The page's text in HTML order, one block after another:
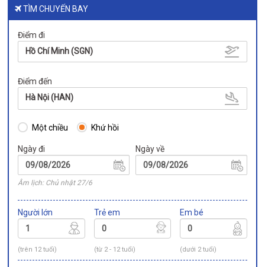
TÌM CHUYẾN BAY
Điểm đi
Hồ Chí Minh (SGN)
Điểm đến
Hà Nội (HAN)
Một chiều Khứ hồi
Ngày đi
Âm lịch: Chủ nhật 27/6
Ngày về
Người lớn
(trên 12 tuổi)
Trẻ em
(từ 2 - 12 tuổi)
Em bé
(dưới 2 tuổi)